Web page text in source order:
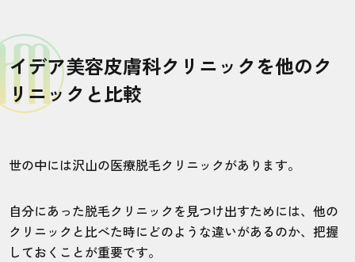
イデア美容皮膚科クリニックを他のク
リニックと比較
世の中には沢山の医療脱毛クリニックがあります。
自分にあった脱毛クリニックを見つけ出すためには、他の
クリニックと比べた時にどのような違いがあるのか、把握
しておくことが重要です。